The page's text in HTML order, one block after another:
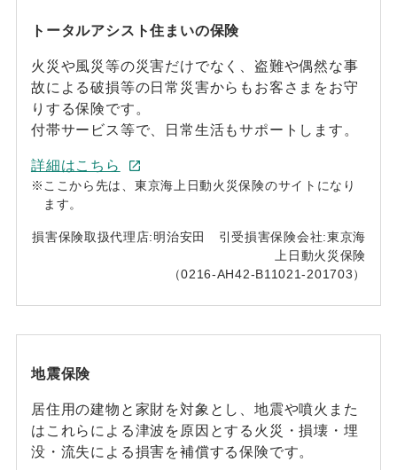
トータルアシスト住まいの保険
火災や風災等の災害だけでなく、盗難や偶然な事
故による破損等の日常災害からもお客さまをお守
りする保険です。
付帯サービス等で、日常生活もサポートします。
詳細はこちら
※ ここから先は、東京海上日動火災保険のサイトになり
ます。
損害保険取扱代理店:明治安田 引受損害保険会社:東京海
上日動火災保険
（0216-AH42-B11021-201703）
地震保険
居住用の建物と家財を対象とし、地震や噴火また
はこれらによる津波を原因とする火災・損壊・埋
没・流失による損害を補償する保険です。